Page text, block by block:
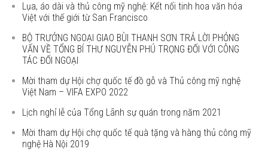
Lụa, áo dài và thủ công mỹ nghệ: Kết nối tinh hoa văn hóa
Việt với thế giới từ San Francisco
BỘ TRƯỞNG NGOẠI GIAO BÙI THANH SƠN TRẢ LỜI PHỎNG
VẤN VỀ TỔNG BÍ THƯ NGUYỄN PHÚ TRỌNG ĐỐI VỚI CÔNG
TÁC ĐỐI NGOẠI
Mời tham dự Hội chợ quốc tế đồ gỗ và Thủ công mỹ nghệ
Việt Nam – VIFA EXPO 2022
Lịch nghỉ lễ của Tổng Lãnh sự quán trong năm 2021
Mời tham dự Hội chợ quốc tế quà tặng và hàng thủ công mỹ
nghệ Hà Nội 2019